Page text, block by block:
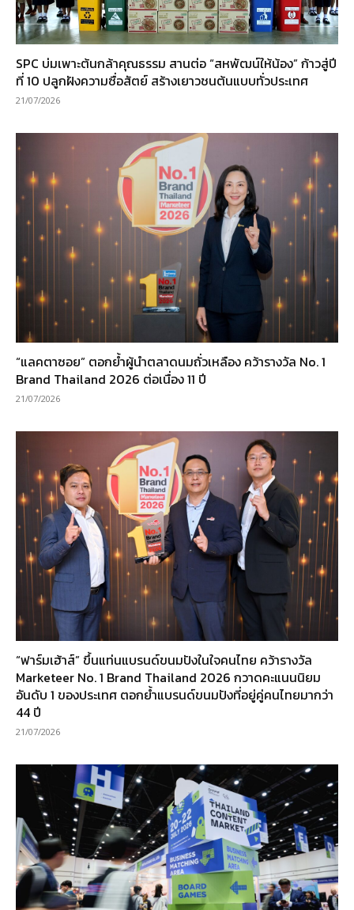
SPC บ่มเพาะต้นกล้าคุณธรรม สานต่อ “สหพัฒน์ให้น้อง” ก้าวสู่ปี
ที่ 10 ปลูกฝังความซื่อสัตย์ สร้างเยาวชนต้นแบบทั่วประเทศ
21/07/2026
“แลคตาซอย” ตอกย้ำผู้นำตลาดนมถั่วเหลือง คว้ารางวัล No. 1
Brand Thailand 2026 ต่อเนื่อง 11 ปี
21/07/2026
“ฟาร์มเฮ้าส์” ขึ้นแท่นแบรนด์ขนมปังในใจคนไทย คว้ารางวัล
Marketeer No. 1 Brand Thailand 2026 กวาดคะแนนนิยม
อันดับ 1 ของประเทศ ตอกย้ำแบรนด์ขนมปังที่อยู่คู่คนไทยมากว่า
44 ปี
21/07/2026